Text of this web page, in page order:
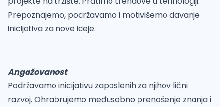
Prepoznajemo, podržavamo i motivišemo davanje
inicijativa za nove ideje.
Angažovanost
Podržavamo inicijativu zaposlenih za njihov lični
razvoj. Ohrabrujemo međusobno prenošenje znanja i